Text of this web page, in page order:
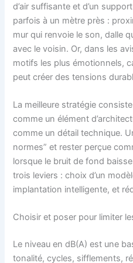
d’air suffisante et d’un
parfois à un mètre près :
mur qui renvoie le son, dalle
avec le voisin. Or, dans les
motifs les plus émotionnels,
peut créer des tensions
La meilleure stratégie
comme un élément
comme un détail technique.
normes” et rester perçue
lorsque le bruit de fond
trois leviers : choix d’un
implantation intelligente, et
Choisir et poser pour limiter
Le niveau en dB(A) est une
tonalité, cycles, sifflements,